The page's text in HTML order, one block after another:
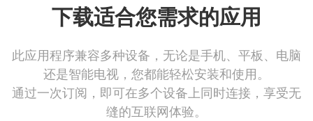
下载适合您需求的应用
此应用程序兼容多种设备，无论是手机、平板、电脑
还是智能电视，您都能轻松安装和使用。
通过一次订阅，即可在多个设备上同时连接，享受无
缝的互联网体验。